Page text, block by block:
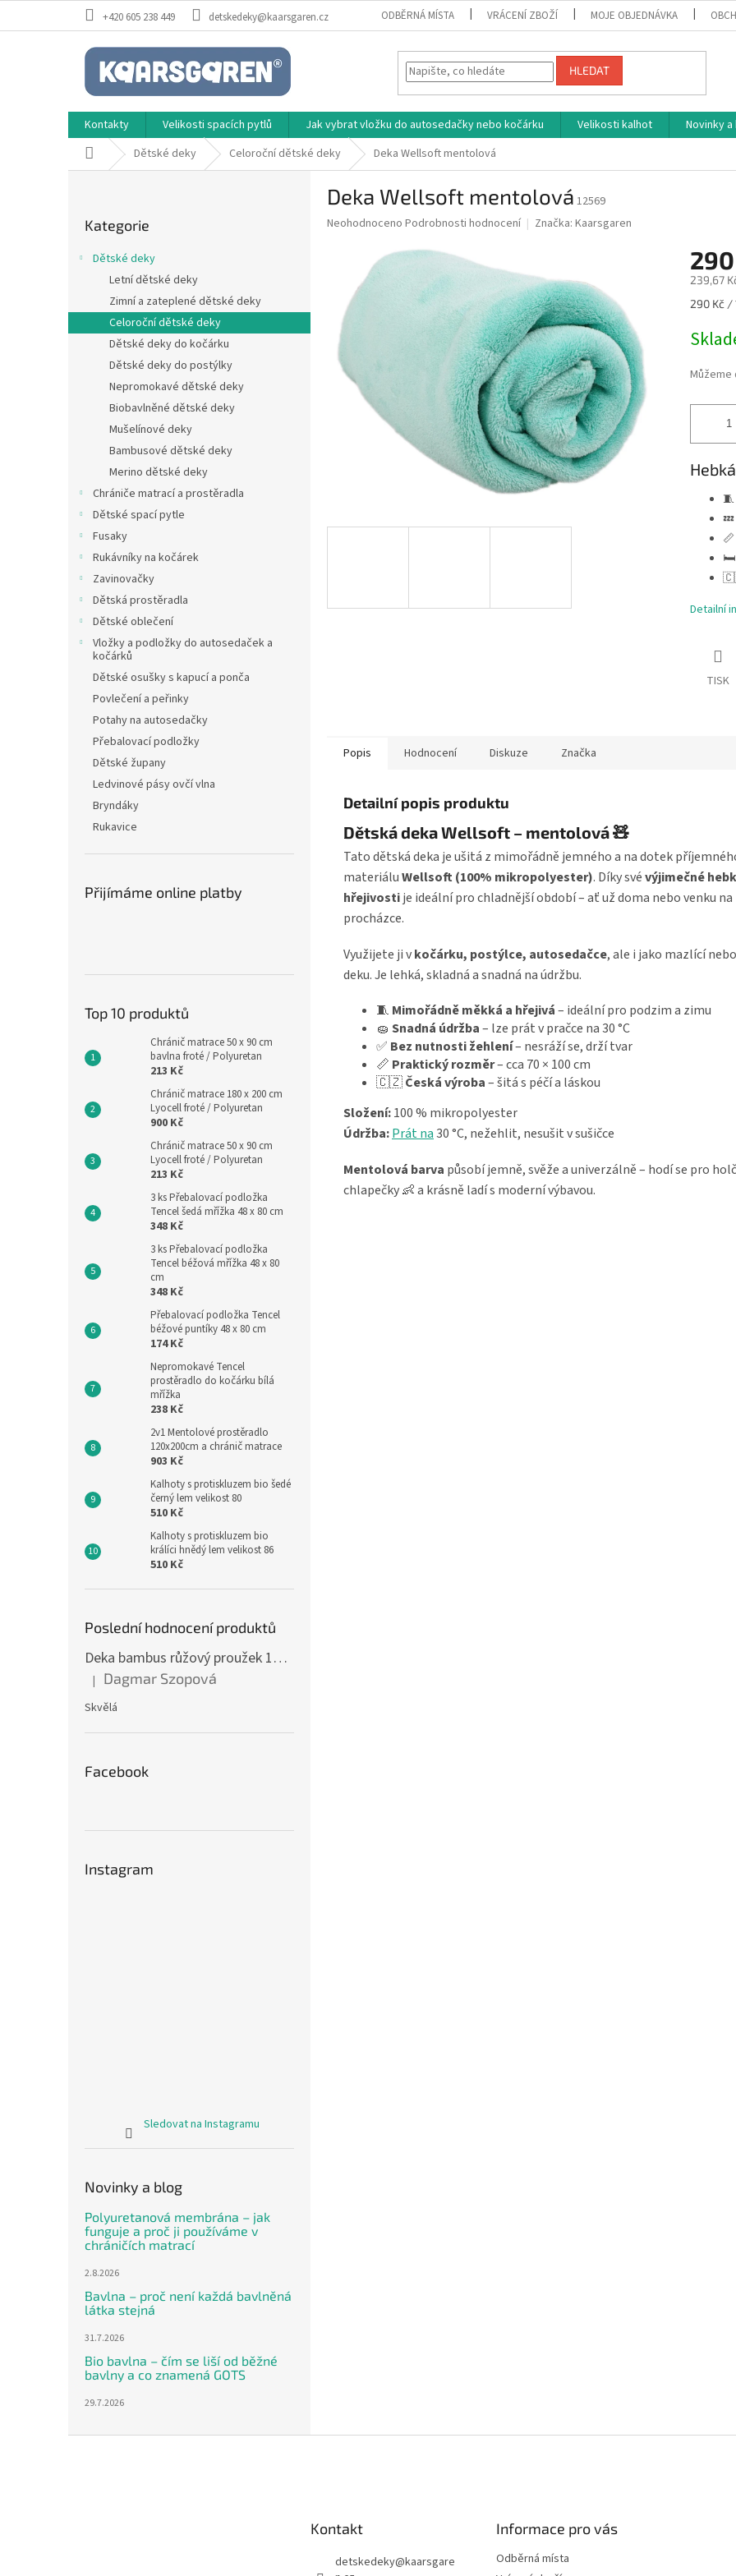
+420 605 238 449 detskedeky@kaarsgaren.cz ODBĚRNÁ MÍSTA VRÁCENÍ ZBOŽÍ MOJE OBJEDNÁVKA
HLEDAT
Kontakty Velikosti spacích pytlů Jak vybrat vložku do autosedačky nebo kočárku Velikosti kalhot Novinky
Domů Dětské deky Celoroční dětské deky Deka Wellsoft mentolová
kategorie
Kategorie
Dětské deky
Letní dětské deky
Zimní a zateplené dětské deky
Celoroční dětské deky
Dětské deky do kočárku
Dětské deky do postýlky
Nepromokavé dětské deky
Biobavlněné dětské deky
Mušelínové deky
Bambusové dětské deky
Merino dětské deky
Chrániče matrací a prostěradla
Dětské spací pytle
Fusaky
Rukávníky na kočárek
Zavinovačky
Dětská prostěradla
Dětské oblečení
Vložky a podložky do autosedaček a
kočárků
Dětské osušky s kapucí a ponča
Povlečení a peřinky
Potahy na autosedačky
Přebalovací podložky
Dětské župany
Ledvinové pásy ovčí vlna
Bryndáky
Rukavice
Přijímáme online platby
Top 10 produktů
Chránič matrace 50 x 90 cm
bavlna froté / Polyuretan
213 Kč
Chránič matrace 180 x 200 cm
Lyocell froté / Polyuretan
900 Kč
Chránič matrace 50 x 90 cm
Lyocell froté / Polyuretan
213 Kč
3 ks Přebalovací podložka
Tencel šedá mřížka 48 x 80 cm
348 Kč
3 ks Přebalovací podložka
Tencel béžová mřížka 48 x 80
cm
348 Kč
Přebalovací podložka Tencel
béžové puntíky 48 x 80 cm
174 Kč
Nepromokavé Tencel
prostěradlo do kočárku bílá
mřížka
238 Kč
2v1 Mentolové prostěradlo
120x200cm a chránič matrace
903 Kč
Kalhoty s protiskluzem bio šedé
černý lem velikost 80
510 Kč
Kalhoty s protiskluzem bio
králíci hnědý lem velikost 86
510 Kč
Poslední hodnocení produktů
Deka bambus růžový proužek 160 x 200 cm
Hodnocení produktu je 5 z 5 hvězdiček.
| Dagmar Szopová
Skvělá
Facebook
Instagram
Sledovat na Instagramu
Novinky a blog
Polyuretanová membrána – jak
funguje a proč ji používáme v
chráničích matrací
2.8.2026
Bavlna – proč není každá bavlněná
látka stejná
31.7.2026
Bio bavlna – čím se liší od běžné
bavlny a co znamená GOTS
29.7.2026
Deka Wellsoft mentolová 12569
Průměrné
hvězdiček.
Neohodnoceno Podrobnosti hodnocení Značka: Kaarsgaren
239,67
Měrná
290 Kč /
Můžeme
🛏️
Detailní
TISK
Popis Hodnocení Diskuze Značka
Detailní popis produktu
Dětská deka Wellsoft – mentolová 🧸
Tato dětská deka je ušitá z mimořádně jemného a na dotek
materiáluWellsoft (100% mikropolyester). Díky svévýjimečné
hřejivostije ideální pro chladnější období – ať už doma nebo venku na
procházce.
Využijete ji vkočárku, postýlce, autosedačce, ale i jako mazlící
deku. Je lehká, skladná a snadná na údržbu.
🧵 Mimořádně měkká a hřejivá– ideální pro podzim a zimu
🧽 Snadná údržba– lze prát v pračce na 30 °C
✅ Bez nutnosti žehlení– nesráží se, drží tvar
📏 Praktický rozměr– cca 70 × 100 cm
🇨🇿Česká výroba– šitá s péčí a láskou
Složení:100 % mikropolyester
Údržba:Prát na30 °C, nežehlit, nesušit v sušičce
Mentolová barva působí jemně, svěže a univerzálně – hodí se pro
chlapečky 👶 a krásně ladí s moderní výbavou.
Kontakt
detskedeky@kaarsgare
Informace pro vás
Odběrná místa